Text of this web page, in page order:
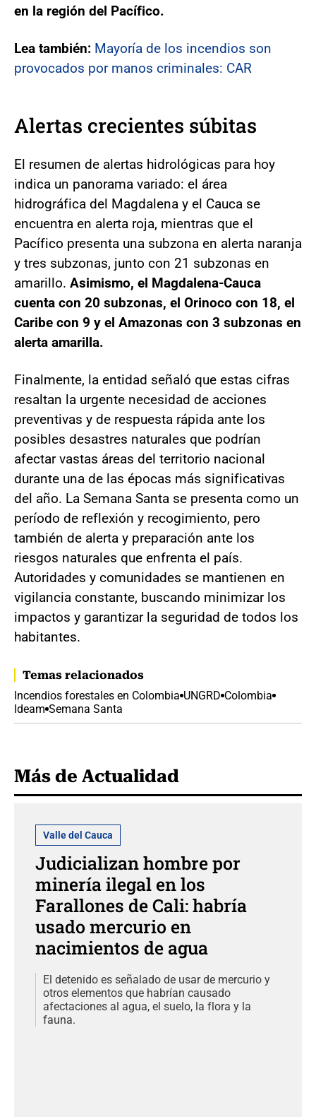
en la región del Pacífico.
Lea también: Mayoría de los incendios son
provocados por manos criminales: CAR
Alertas crecientes súbitas
El resumen de alertas hidrológicas para hoy
indica un panorama variado: el área
hidrográfica del Magdalena y el Cauca se
encuentra en alerta roja, mientras que el
Pacífico presenta una subzona en alerta naranja
y tres subzonas, junto con 21 subzonas en
amarillo. Asimismo, el Magdalena-Cauca
cuenta con 20 subzonas, el Orinoco con 18, el
Caribe con 9 y el Amazonas con 3 subzonas en
alerta amarilla.
Finalmente, la entidad señaló que estas cifras
resaltan la urgente necesidad de acciones
preventivas y de respuesta rápida ante los
posibles desastres naturales que podrían
afectar vastas áreas del territorio nacional
durante una de las épocas más significativas
del año. La Semana Santa se presenta como un
período de reflexión y recogimiento, pero
también de alerta y preparación ante los
riesgos naturales que enfrenta el país.
Autoridades y comunidades se mantienen en
vigilancia constante, buscando minimizar los
impactos y garantizar la seguridad de todos los
habitantes.
Temas relacionados
Incendios forestales en Colombia UNGRD Colombia
Ideam Semana Santa
Más de Actualidad
Valle del Cauca
Judicializan hombre por
minería ilegal en los
Farallones de Cali: habría
usado mercurio en
nacimientos de agua
El detenido es señalado de usar de mercurio y
otros elementos que habrían causado
afectaciones al agua, el suelo, la flora y la
fauna.